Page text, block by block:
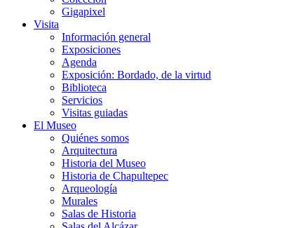
Gigapixel
Visita
Información general
Exposiciones
Agenda
Exposición: Bordado, de la virtud
Biblioteca
Servicios
Visitas guiadas
El Museo
Quiénes somos
Arquitectura
Historia del Museo
Historia de Chapultepec
Arqueología
Murales
Salas de Historia